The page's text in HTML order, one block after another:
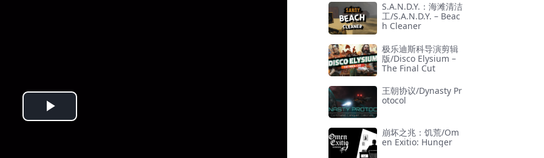
Play
S.A.N.D.Y.：海滩清洁
工/S.A.N.D.Y. – Beac
h Cleaner
极乐迪斯科导演剪辑
版/Disco Elysium –
The Final Cut
王朝协议/Dynasty Pr
otocol
崩坏之兆：饥荒/Om
en Exitio: Hunger